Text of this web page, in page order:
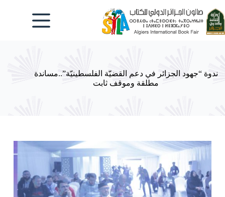
إلى
المحتوى
ندوة “جهود الجزائر في دعم القضيّة الفلسطينيّة”..مساندة
مطلقة وموقف ثابت